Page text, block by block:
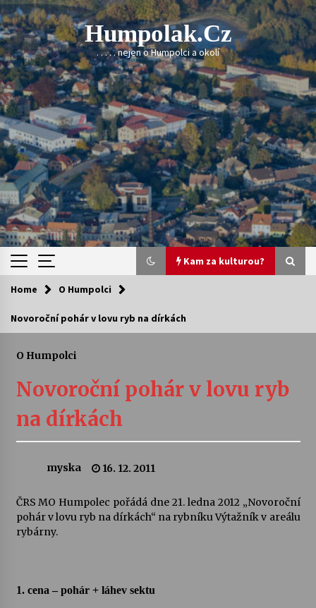
Skip
to
content
Humpolak.cz
. . . . . nejen o Humpolci a okolí
Kam za kulturou?
Kam za kulturou?
Vernisáž výstavy Josefíny Duškové: Stávám se
kapkou
Veselí muzikanti
Letní koncerty ve Stromovce: Kolchoz a
Home O Humpolci
Novoroční pohár v lovu ryb na dírkách
O Humpolci
Novoroční pohár v lovu ryb
na dírkách
myska 16. 12. 2011
ČRS MO Humpolec pořádá dne 21. ledna 2012 „Novoroční
pohár v lovu ryb na dírkách“ na rybníku Výtažník v areálu
rybárny.
1. cena – pohár + láhev sektu